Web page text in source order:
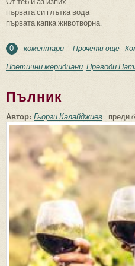
първата си глътка вода
първата капка животворна.
0 коментари Прочети още
Поетични меридиани Преводи
Пълник
Автор: Гьорги Калайджиев преди